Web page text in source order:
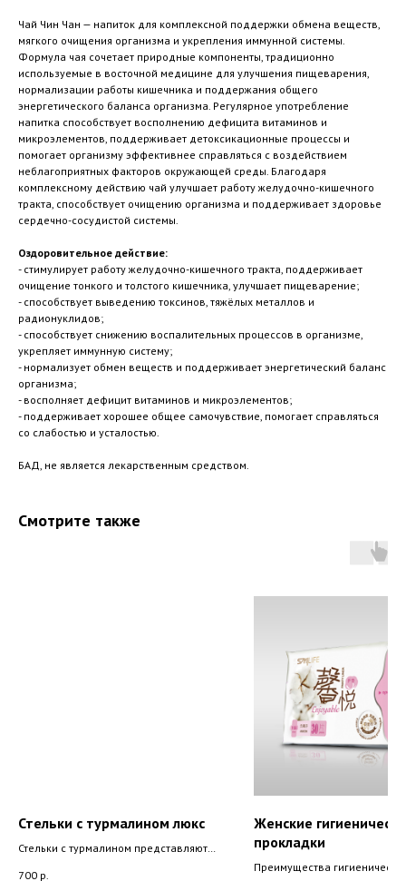
Чай Чин Чан — напиток для комплексной поддержки обмена веществ,
мягкого очищения организма и укрепления иммунной системы.
Формула чая сочетает природные компоненты, традиционно
используемые в восточной медицине для улучшения пищеварения,
нормализации работы кишечника и поддержания общего
энергетического баланса организма. Регулярное употребление
напитка способствует восполнению дефицита витаминов и
микроэлементов, поддерживает детоксикационные процессы и
помогает организму эффективнее справляться с воздействием
неблагоприятных факторов окружающей среды. Благодаря
комплексному действию чай улучшает работу желудочно-кишечного
тракта, способствует очищению организма и поддерживает здоровье
сердечно-сосудистой системы.
Оздоровительное действие:
- стимулирует работу желудочно-кишечного тракта, поддерживает
очищение тонкого и толстого кишечника, улучшает пищеварение;
- способствует выведению токсинов, тяжёлых металлов и
радионуклидов;
- способствует снижению воспалительных процессов в организме,
укрепляет иммунную систему;
- нормализует обмен веществ и поддерживает энергетический баланс
организма;
- восполняет дефицит витаминов и микроэлементов;
- поддерживает хорошее общее самочувствие, помогает справляться
со слабостью и усталостью.
БАД, не является лекарственным средством.
Смотрите также
Стельки с турмалином люкс
Стельки с турмалином представляют
700 р.
Женские
прокладки
Преимущества